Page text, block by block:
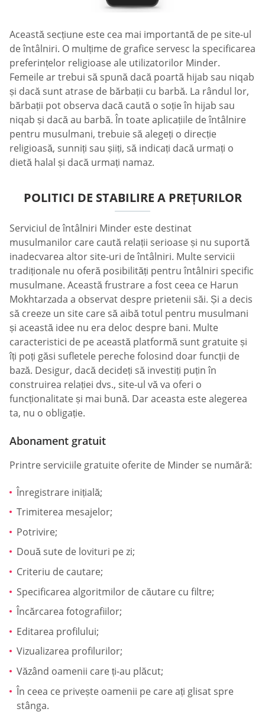
Această secțiune este cea mai importantă de pe site-ul
de întâlniri. O mulțime de grafice servesc la specificarea
preferințelor religioase ale utilizatorilor Minder.
Femeile ar trebui să spună dacă poartă hijab sau niqab
și dacă sunt atrase de bărbații cu barbă. La rândul lor,
bărbații pot observa dacă caută o soție în hijab sau
niqab și dacă au barbă. În toate aplicațiile de întâlnire
pentru musulmani, trebuie să alegeți o direcție
religioasă, sunniți sau șiiți, să indicați dacă urmați o
dietă halal și dacă urmați namaz.
POLITICI DE STABILIRE A PREȚURILOR
Serviciul de întâlniri Minder este destinat
musulmanilor care caută relații serioase și nu suportă
inadecvarea altor site-uri de întâlniri. Multe servicii
tradiționale nu oferă posibilități pentru întâlniri specific
musulmane. Această frustrare a fost ceea ce Harun
Mokhtarzada a observat despre prietenii săi. Și a decis
să creeze un site care să aibă totul pentru musulmani
și această idee nu era deloc despre bani. Multe
caracteristici de pe această platformă sunt gratuite și
îți poți găsi sufletele pereche folosind doar funcții de
bază. Desigur, dacă decideți să investiți puțin în
construirea relației dvs., site-ul vă va oferi o
funcționalitate și mai bună. Dar aceasta este alegerea
ta, nu o obligație.
Abonament gratuit
Printre serviciile gratuite oferite de Minder se numără:
Înregistrare inițială;
Trimiterea mesajelor;
Potrivire;
Două sute de lovituri pe zi;
Criteriu de cautare;
Specificarea algoritmilor de căutare cu filtre;
Încărcarea fotografiilor;
Editarea profilului;
Vizualizarea profilurilor;
Văzând oamenii care ți-au plăcut;
În ceea ce privește oamenii pe care ați glisat spre
stânga.